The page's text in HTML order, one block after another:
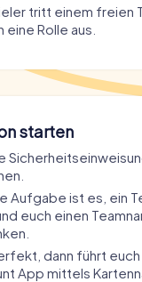
tritt einem freien
eine Rolle aus.
starten
Aufgabe ist es, ein
euch einen
dann führt
App mittels